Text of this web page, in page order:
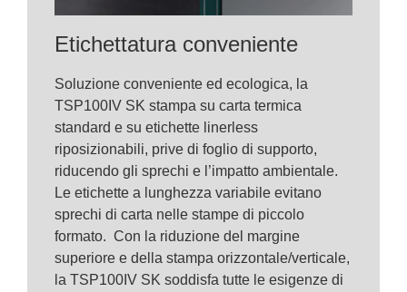
Etichettatura conveniente
Soluzione conveniente ed ecologica, la
TSP100IV SK stampa su carta termica
standard e su etichette linerless
riposizionabili, prive di foglio di supporto,
riducendo gli sprechi e l’impatto ambientale.
Le etichette a lunghezza variabile evitano
sprechi di carta nelle stampe di piccolo
formato. Con la riduzione del margine
superiore e della stampa orizzontale/verticale,
la TSP100IV SK soddisfa tutte le esigenze di